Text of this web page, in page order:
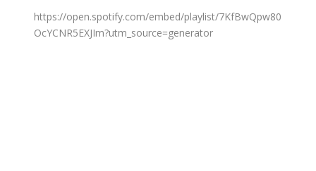
https://open.spotify.com/embed/playlist/7KfBwQpw80
OcYCNR5EXJIm?utm_source=generator